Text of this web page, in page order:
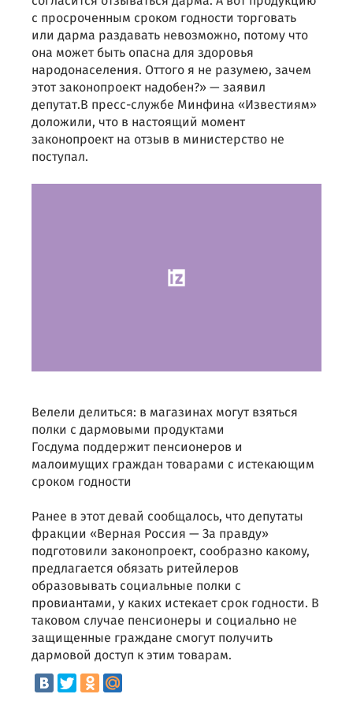
с просроченным сроком годности торговать
или дарма раздавать невозможно, потому что
она может быть опасна для здоровья
народонаселения. Оттого я не разумею, зачем
этот законопроект надобен?» — заявил
депутат.В пресс-службе Минфина «Известиям»
доложили, что в настоящий момент
законопроект на отзыв в министерство не
поступал.
Велели делиться: в магазинах могут взяться
полки с дармовыми продуктами
Госдума поддержит пенсионеров и
малоимущих граждан товарами с истекающим
сроком годности
Ранее в этот девай сообщалось, что депутаты
фракции «Верная Россия — За правду»
подготовили законопроект, сообразно какому,
предлагается обязать ритейлеров
образовывать социальные полки с
провиантами, у каких истекает срок годности. В
таковом случае пенсионеры и социально не
защищенные граждане смогут получить
дармовой доступ к этим товарам.